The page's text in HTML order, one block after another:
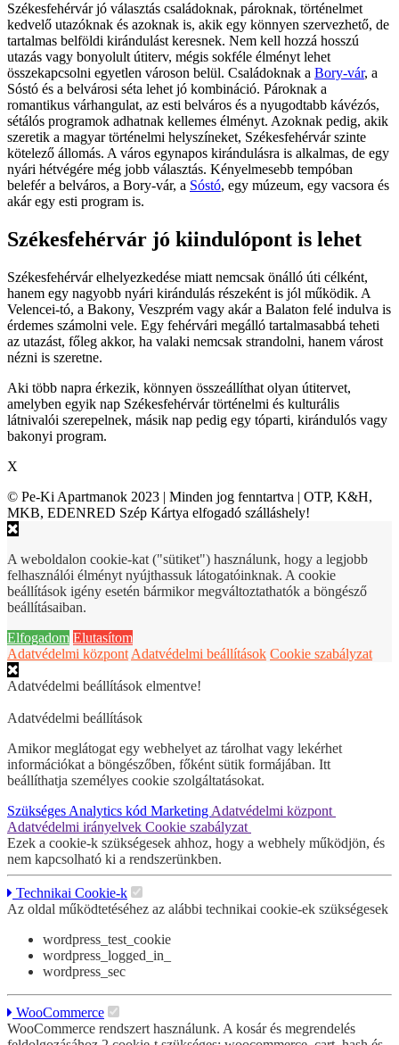
Székesfehérvár jó választás családoknak, pároknak, történelmet
kedvelő utazóknak és azoknak is, akik egy könnyen szervezhető, de
tartalmas belföldi kirándulást keresnek. Nem kell hozzá hosszú
utazás vagy bonyolult útiterv, mégis sokféle élményt lehet
összekapcsolni egyetlen városon belül. Családoknak a Bory-vár, a
Sóstó és a belvárosi séta lehet jó kombináció. Pároknak a
romantikus várhangulat, az esti belváros és a nyugodtabb kávézós,
sétálós programok adhatnak kellemes élményt. Azoknak pedig, akik
szeretik a magyar történelmi helyszíneket, Székesfehérvár szinte
kötelező állomás. A város egynapos kirándulásra is alkalmas, de egy
nyári hétvégére még jobb választás. Kényelmesebb tempóban
belefér a belváros, a Bory-vár, a Sóstó, egy múzeum, egy vacsora és
akár egy esti program is.
Székesfehérvár jó kiindulópont is lehet
Székesfehérvár elhelyezkedése miatt nemcsak önálló úti célként,
hanem egy nagyobb nyári kirándulás részeként is jól működik. A
Velencei-tó, a Bakony, Veszprém vagy akár a Balaton felé indulva is
érdemes számolni vele. Egy fehérvári megálló tartalmasabbá teheti
az utazást, főleg akkor, ha valaki nemcsak strandolni, hanem várost
nézni is szeretne.
Aki több napra érkezik, könnyen összeállíthat olyan útitervet,
amelyben egyik nap Székesfehérvár történelmi és kulturális
látnivalói szerepelnek, másik nap pedig egy tóparti, kirándulós vagy
bakonyi program.
X
© Pe-Ki Apartmanok 2023 | Minden jog fenntartva | OTP, K&H,
MKB, EDENRED Szép Kártya elfogadó szálláshely!
A weboldalon cookie-kat ("sütiket") használunk, hogy a legjobb
felhasználói élményt nyújthassuk látogatóinknak. A cookie
beállítások igény esetén bármikor megváltoztathatók a böngésző
beállításaiban.
Elfogadom Elutasítom
Adatvédelmi központ Adatvédelmi beállítások Cookie szabályzat
Adatvédelmi beállítások elmentve!
Adatvédelmi beállítások
Amikor meglátogat egy webhelyet az tárolhat vagy lekérhet
információkat a böngészőben, főként sütik formájában. Itt
beállíthatja személyes cookie szolgáltatásokat.
Szükséges Analytics kód Marketing Adatvédelmi központ
Adatvédelmi irányelvek Cookie szabályzat
Ezek a cookie-k szükségesek ahhoz, hogy a webhely működjön, és
nem kapcsolható ki a rendszerünkben.
Technikai Cookie-k
Az oldal működtetéséhez az alábbi technikai cookie-ek szükségesek
wordpress_test_cookie
wordpress_logged_in_
wordpress_sec
WooCommerce
WooCommerce rendszert használunk. A kosár és megrendelés